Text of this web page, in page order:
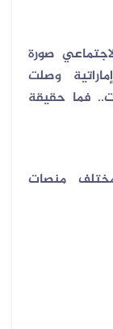
صورة
وصلت
فما حقيقة
منصات